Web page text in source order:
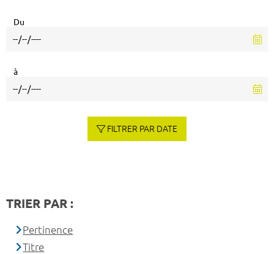
Du
à
FILTRER PAR DATE
TRIER PAR :
Pertinence
Titre